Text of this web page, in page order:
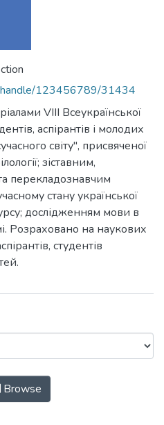
handle/123456789/31434
VIII Всеукраїнської
аспірантів і молодих
світу", присвяченої
зіставним,
перекладознавчим
стану української
дослідженням мови в
Розраховано на наукових
студентів
простір
Browse